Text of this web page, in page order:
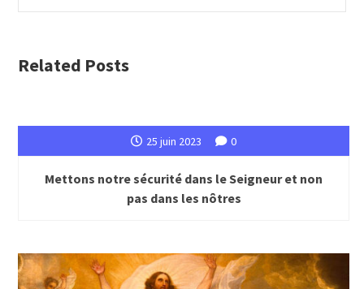
Related Posts
25 juin 2023 0
Mettons notre sécurité dans le Seigneur et non
pas dans les nôtres